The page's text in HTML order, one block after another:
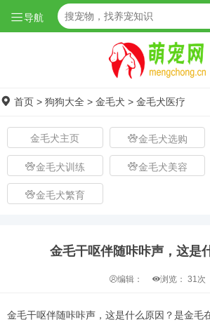
导航
首页 > 狗狗大全 > 金毛犬 > 金毛犬医疗
金毛犬主页 金毛犬选购
金毛犬训练 金毛犬美容
金毛犬繁育
金毛干呕伴随咔咔声，这是
编辑： 浏览： 31次
金毛干呕伴随咔咔声，这是什么原因？是金毛